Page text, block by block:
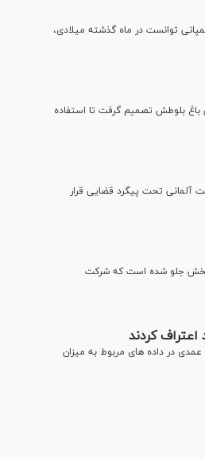
توانست در ماه گذشته میلادی،
خشک شدن باغ بلوطش تصمیم گرفت تا استفاده
آلمانی تحت پیگرد قضایی قرار
هنرنمایی در بخش جلو شده است که شرکت
کردند
در داده های مربوط به میزان